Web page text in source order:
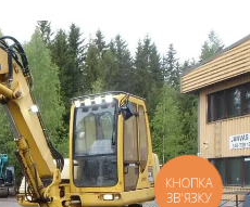
КНОПКА
ЗВ'ЯЗКУ